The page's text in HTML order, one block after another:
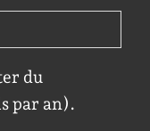
du
par an).